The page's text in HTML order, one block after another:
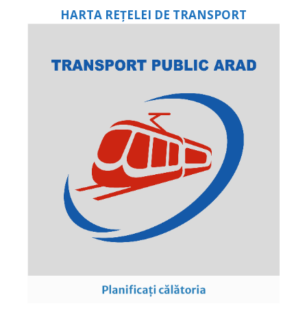
HARTA REȚELEI DE TRANSPORT